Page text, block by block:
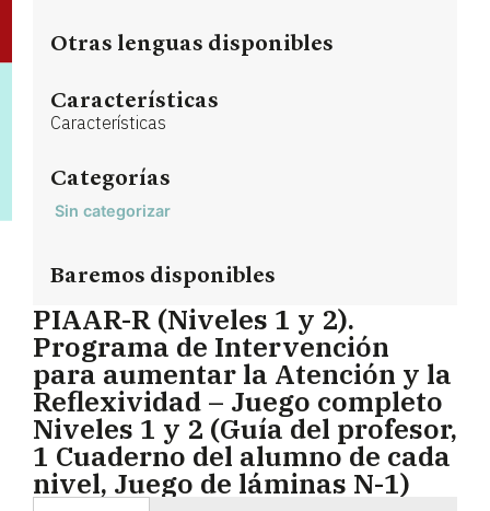
Otras lenguas disponibles
Características
Características
Categorías
Sin categorizar
Baremos disponibles
PIAAR-R (Niveles 1 y 2).
Programa de Intervención
para aumentar la Atención y la
Reflexividad – Juego completo
Niveles 1 y 2 (Guía del profesor,
1 Cuaderno del alumno de cada
nivel, Juego de láminas N-1)